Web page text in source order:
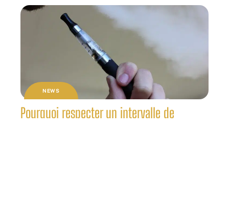
NEWS
Pourquoi respecter un intervalle de